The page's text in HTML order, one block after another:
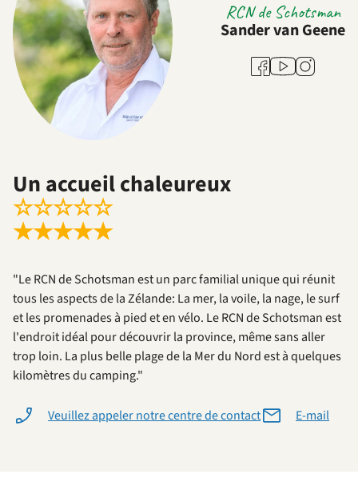
RCN de Schotsman
Sander van Geene
Facebook
YoutubeInstagram
Un accueil chaleureux
☆☆☆☆☆
★★★★★
"Le RCN de Schotsman est un parc familial unique qui réunit
tous les aspects de la Zélande: La mer, la voile, la nage, le surf
et les promenades à pied et en vélo. Le RCN de Schotsman est
l'endroit idéal pour découvrir la province, même sans aller
trop loin. La plus belle plage de la Mer du Nord est à quelques
kilomètres du camping."
Veuillez appeler notre centre de contact E-mail